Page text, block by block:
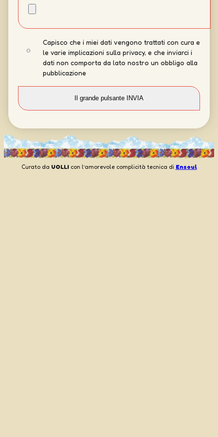
Capisco che i miei dati vengono trattati con cura e
le varie implicazioni sulla privacy, e che inviarci i
dati non comporta da lato nostro un obbligo alla
pubblicazione
Curato da UOLLIcon l’amorevole complicità tecnica di Ensoul